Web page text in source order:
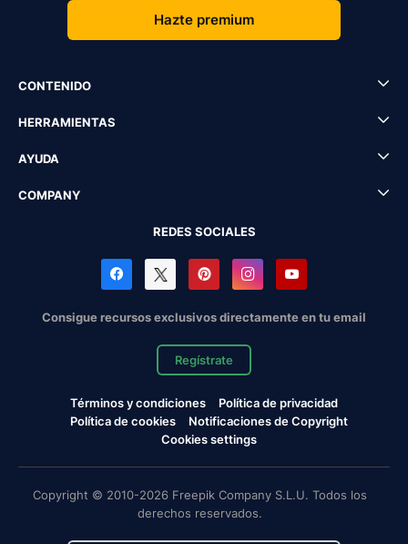
Hazte premium
CONTENIDO
HERRAMIENTAS
AYUDA
COMPANY
REDES SOCIALES
Consigue recursos exclusivos directamente en tu email
Regístrate
Términos y condiciones
Política de privacidad
Política de cookies
Notificaciones de Copyright
Cookies settings
Copyright © 2010-2026 Freepik Company S.L.U. Todos los
derechos reservados.